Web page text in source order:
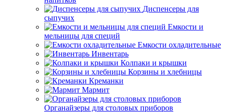
Диспенсеры для
сыпучих
Емкости и
мельницы для специй
Емкости охладительные
Инвентарь
Колпаки и крышки
Корзины и хлебницы
Креманки
Мармит
Органайзеры для столовых приборов